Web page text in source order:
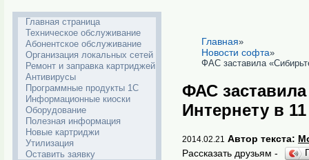
Главная страница
Техническое обслуживание
Абонентское обслуживание
Организация локальных сетей
Ремонт и заправка картриджей
Антивирусы
Программные продукты 1С
Информационные киоски
Оборудование
Полезная информация
Новые картриджи
Утилизация
Оставить заявку
Главная»
Новости софта»
ФАС заставила
ФАС
Интернету в
2014.02.21 Автор текста:
Рассказать друзьям -